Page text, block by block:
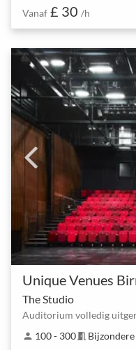
Vanaf £ 30 /h
Unique Venues
The Studio
person 100 - 300meeting_room